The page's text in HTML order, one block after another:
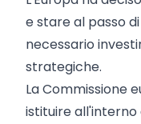
e stare al passo
necessario
strategiche.
La Commissione
istituire all'interno